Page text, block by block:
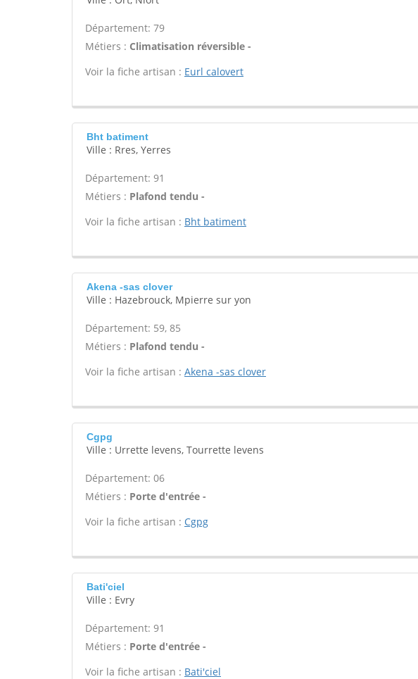
Département: 79
Métiers : Climatisation réversible -
Voir la fiche artisan : Eurl calovert
Bht batiment
Ville : Rres, Yerres
Département: 91
Métiers : Plafond tendu -
Voir la fiche artisan : Bht batiment
Akena -sas clover
Ville : Hazebrouck, Mpierre sur yon
Département: 59, 85
Métiers : Plafond tendu -
Voir la fiche artisan : Akena -sas clover
Cgpg
Ville : Urrette levens, Tourrette levens
Département: 06
Métiers : Porte d'entrée -
Voir la fiche artisan : Cgpg
Bati'ciel
Ville : Evry
Département: 91
Métiers : Porte d'entrée -
Voir la fiche artisan : Bati'ciel